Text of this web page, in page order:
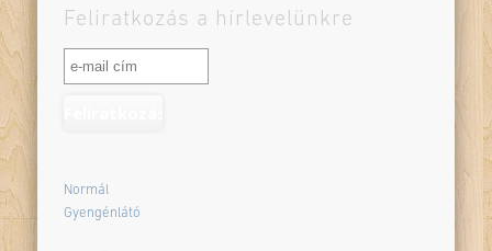
Feliratkozás a hírlevelünkre
Normál
Gyengénlátó